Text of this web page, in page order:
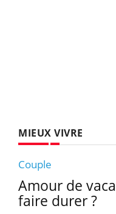
MIEUX VIVRE
Couple
Amour de
faire durer ?